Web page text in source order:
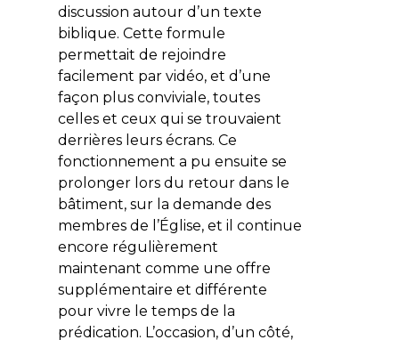
discussion autour d’un texte
biblique. Cette formule
permettait de rejoindre
facilement par vidéo, et d’une
façon plus conviviale, toutes
celles et ceux qui se trouvaient
derrières leurs écrans. Ce
fonctionnement a pu ensuite se
prolonger lors du retour dans le
bâtiment, sur la demande des
membres de l’Église, et il continue
encore régulièrement
maintenant comme une offre
supplémentaire et différente
pour vivre le temps de la
prédication. L’occasion, d’un côté,